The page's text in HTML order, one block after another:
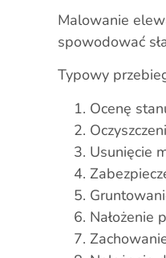
Malowanie
spowodować
Typowy
Ocenę
Usunięcie
Nałożenie